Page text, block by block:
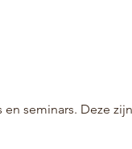
seminars. Deze